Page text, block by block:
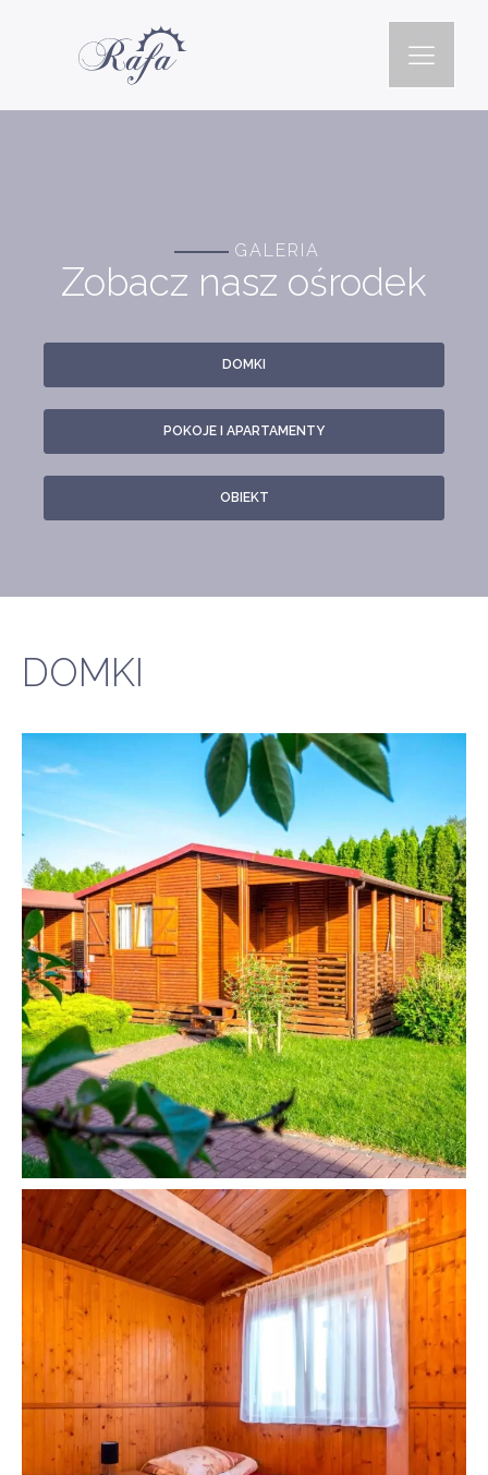
GALERIA
Zobacz nasz ośrodek
DOMKI
POKOJE I APARTAMENTY
OBIEKT
DOMKI